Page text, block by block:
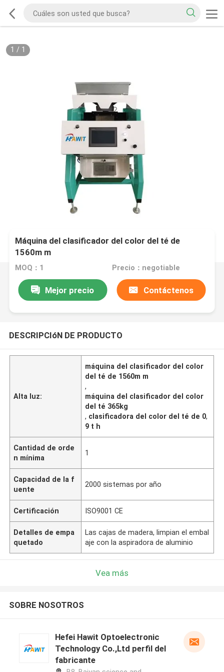
1 / 1
Máquina del clasificador del color del té de
1560m m
MOQ：1 Precio：negotiable
Mejor precio Contáctenos
DESCRIPCIóN DE PRODUCTO
Alta luz:
máquina del clasificador del color
del té de 1560m m
,
máquina del clasificador del color
del té 365kg
, clasificadora del color del té de 0,
9 t h
Cantidad de orde
n mínima
1
Capacidad de la f
uente
2000 sistemas por año
Certificación ISO9001 CE
Detalles de empa
quetado
Las cajas de madera, limpian el embal
aje con la aspiradora de aluminio
Vea más
SOBRE NOSOTROS
Hefei Hawit Optoelectronic
Technology Co.,Ltd perfil del
fabricante